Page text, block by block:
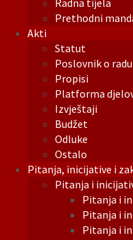
Radna tijela
Prethodni
Akti
Statut
Poslovnik o radu
Propisi
Platforma
Izvještaji
Budžet
Odluke
Ostalo
Pitanja, inicijative i
Pitanja i
Pitanja i
Pitanja i
Pitanja i